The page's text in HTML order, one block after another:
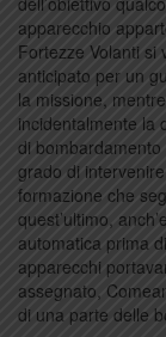
apparecchio
Fortezze Volanti si
anticipato per un
la missione,
incidentalmente la
di
grado di
formazione che
quest’ultimo,
automatica prima
apparecchi
assegnato,
di una parte delle